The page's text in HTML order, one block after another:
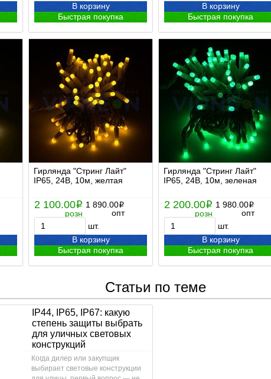
В корзину
Быстрая покупка
В корзину
Быстрая покупка
Гирлянда "Стринг Лайт"
IP65, 24В, 10м, желтая
2 100.00i
розн
1 890.00i
опт
шт.
В корзину
Быстрая покупка
Гирлянда "Стринг Лайт"
IP65, 24В, 10м, зеленая
2 200.00i
розн
1 980.00i
опт
шт.
В корзину
Быстрая покупка
Статьи по теме
IP44, IP65, IP67: какую
степень защиты выбрать
для уличных световых
конструкций
Когда дилер или закупщик
выбирает световые конструкции